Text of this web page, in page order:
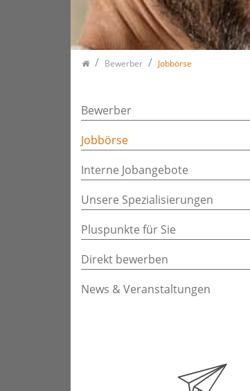
Bewerber Jobbörse
Bewerber
Jobbörse
Interne Jobangebote
Unsere Spezialisierungen
Pluspunkte für Sie
Direkt bewerben
News & Veranstaltungen